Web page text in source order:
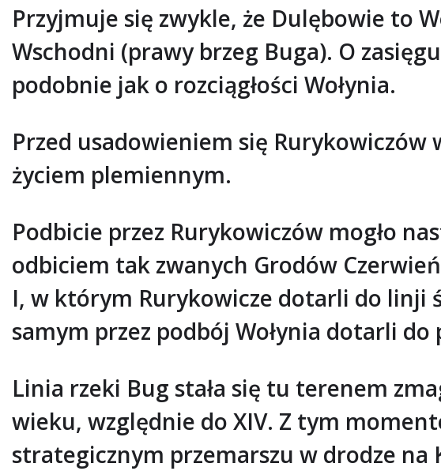
Przyjmuje się zwykle, że Dulębowie to
Wschodni (prawy brzeg Buga). O
podobnie jak o rozciągłości Wołynia.
Przed usadowieniem się
życiem plemiennym.
Podbicie przez Rurykowiczów mogło
odbiciem tak zwanych Grodów
I, w którym Rurykowicze dotarli do linji
samym przez podbój Wołynia dotarli
Linia rzeki Bug stała się tu terenem
wieku, względnie do XIV. Z tym
strategicznym przemarszu w drodze